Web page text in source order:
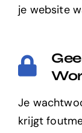
je website
Je
krijgt